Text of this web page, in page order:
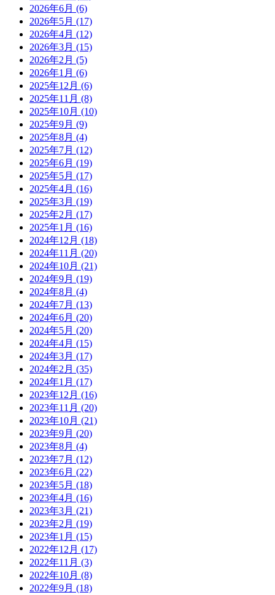
2026年6月 (6)
2026年5月 (17)
2026年4月 (12)
2026年3月 (15)
2026年2月 (5)
2026年1月 (6)
2025年12月 (6)
2025年11月 (8)
2025年10月 (10)
2025年9月 (9)
2025年8月 (4)
2025年7月 (12)
2025年6月 (19)
2025年5月 (17)
2025年4月 (16)
2025年3月 (19)
2025年2月 (17)
2025年1月 (16)
2024年12月 (18)
2024年11月 (20)
2024年10月 (21)
2024年9月 (19)
2024年8月 (4)
2024年7月 (13)
2024年6月 (20)
2024年5月 (20)
2024年4月 (15)
2024年3月 (17)
2024年2月 (35)
2024年1月 (17)
2023年12月 (16)
2023年11月 (20)
2023年10月 (21)
2023年9月 (20)
2023年8月 (4)
2023年7月 (12)
2023年6月 (22)
2023年5月 (18)
2023年4月 (16)
2023年3月 (21)
2023年2月 (19)
2023年1月 (15)
2022年12月 (17)
2022年11月 (3)
2022年10月 (8)
2022年9月 (18)